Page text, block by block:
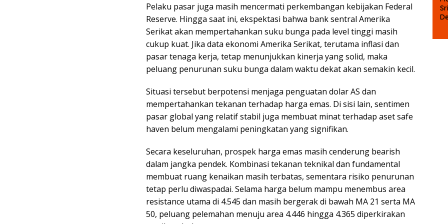
Pelaku pasar juga masih mencermati perkembangan kebijakan Federal
Reserve. Hingga saat ini, ekspektasi bahwa bank sentral Amerika
Serikat akan mempertahankan suku bunga pada level tinggi masih
cukup kuat. Jika data ekonomi Amerika Serikat, terutama inflasi dan
pasar tenaga kerja, tetap menunjukkan kinerja yang solid, maka
peluang penurunan suku bunga dalam waktu dekat akan semakin kecil.
Situasi tersebut berpotensi menjaga penguatan dolar AS dan
mempertahankan tekanan terhadap harga emas. Di sisi lain, sentimen
pasar global yang relatif stabil juga membuat minat terhadap aset safe
haven belum mengalami peningkatan yang signifikan.
Secara keseluruhan, prospek harga emas masih cenderung bearish
dalam jangka pendek. Kombinasi tekanan teknikal dan fundamental
membuat ruang kenaikan masih terbatas, sementara risiko penurunan
tetap perlu diwaspadai. Selama harga belum mampu menembus area
resistance utama di 4.545 dan masih bergerak di bawah MA 21 serta MA
50, peluang pelemahan menuju area 4.446 hingga 4.365 diperkirakan